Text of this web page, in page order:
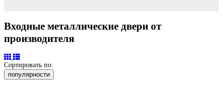
Входные металлические двери от
производителя
Сортировать по:
популярности